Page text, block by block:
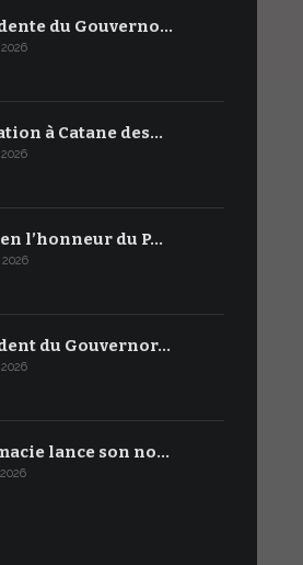
du Gouverno…
à Catane des…
l’honneur du P…
du Gouvernor…
lance son no…